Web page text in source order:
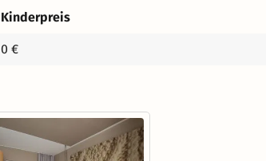
Kinderpreis
0 €